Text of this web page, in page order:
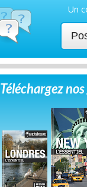
Un
Téléchargez